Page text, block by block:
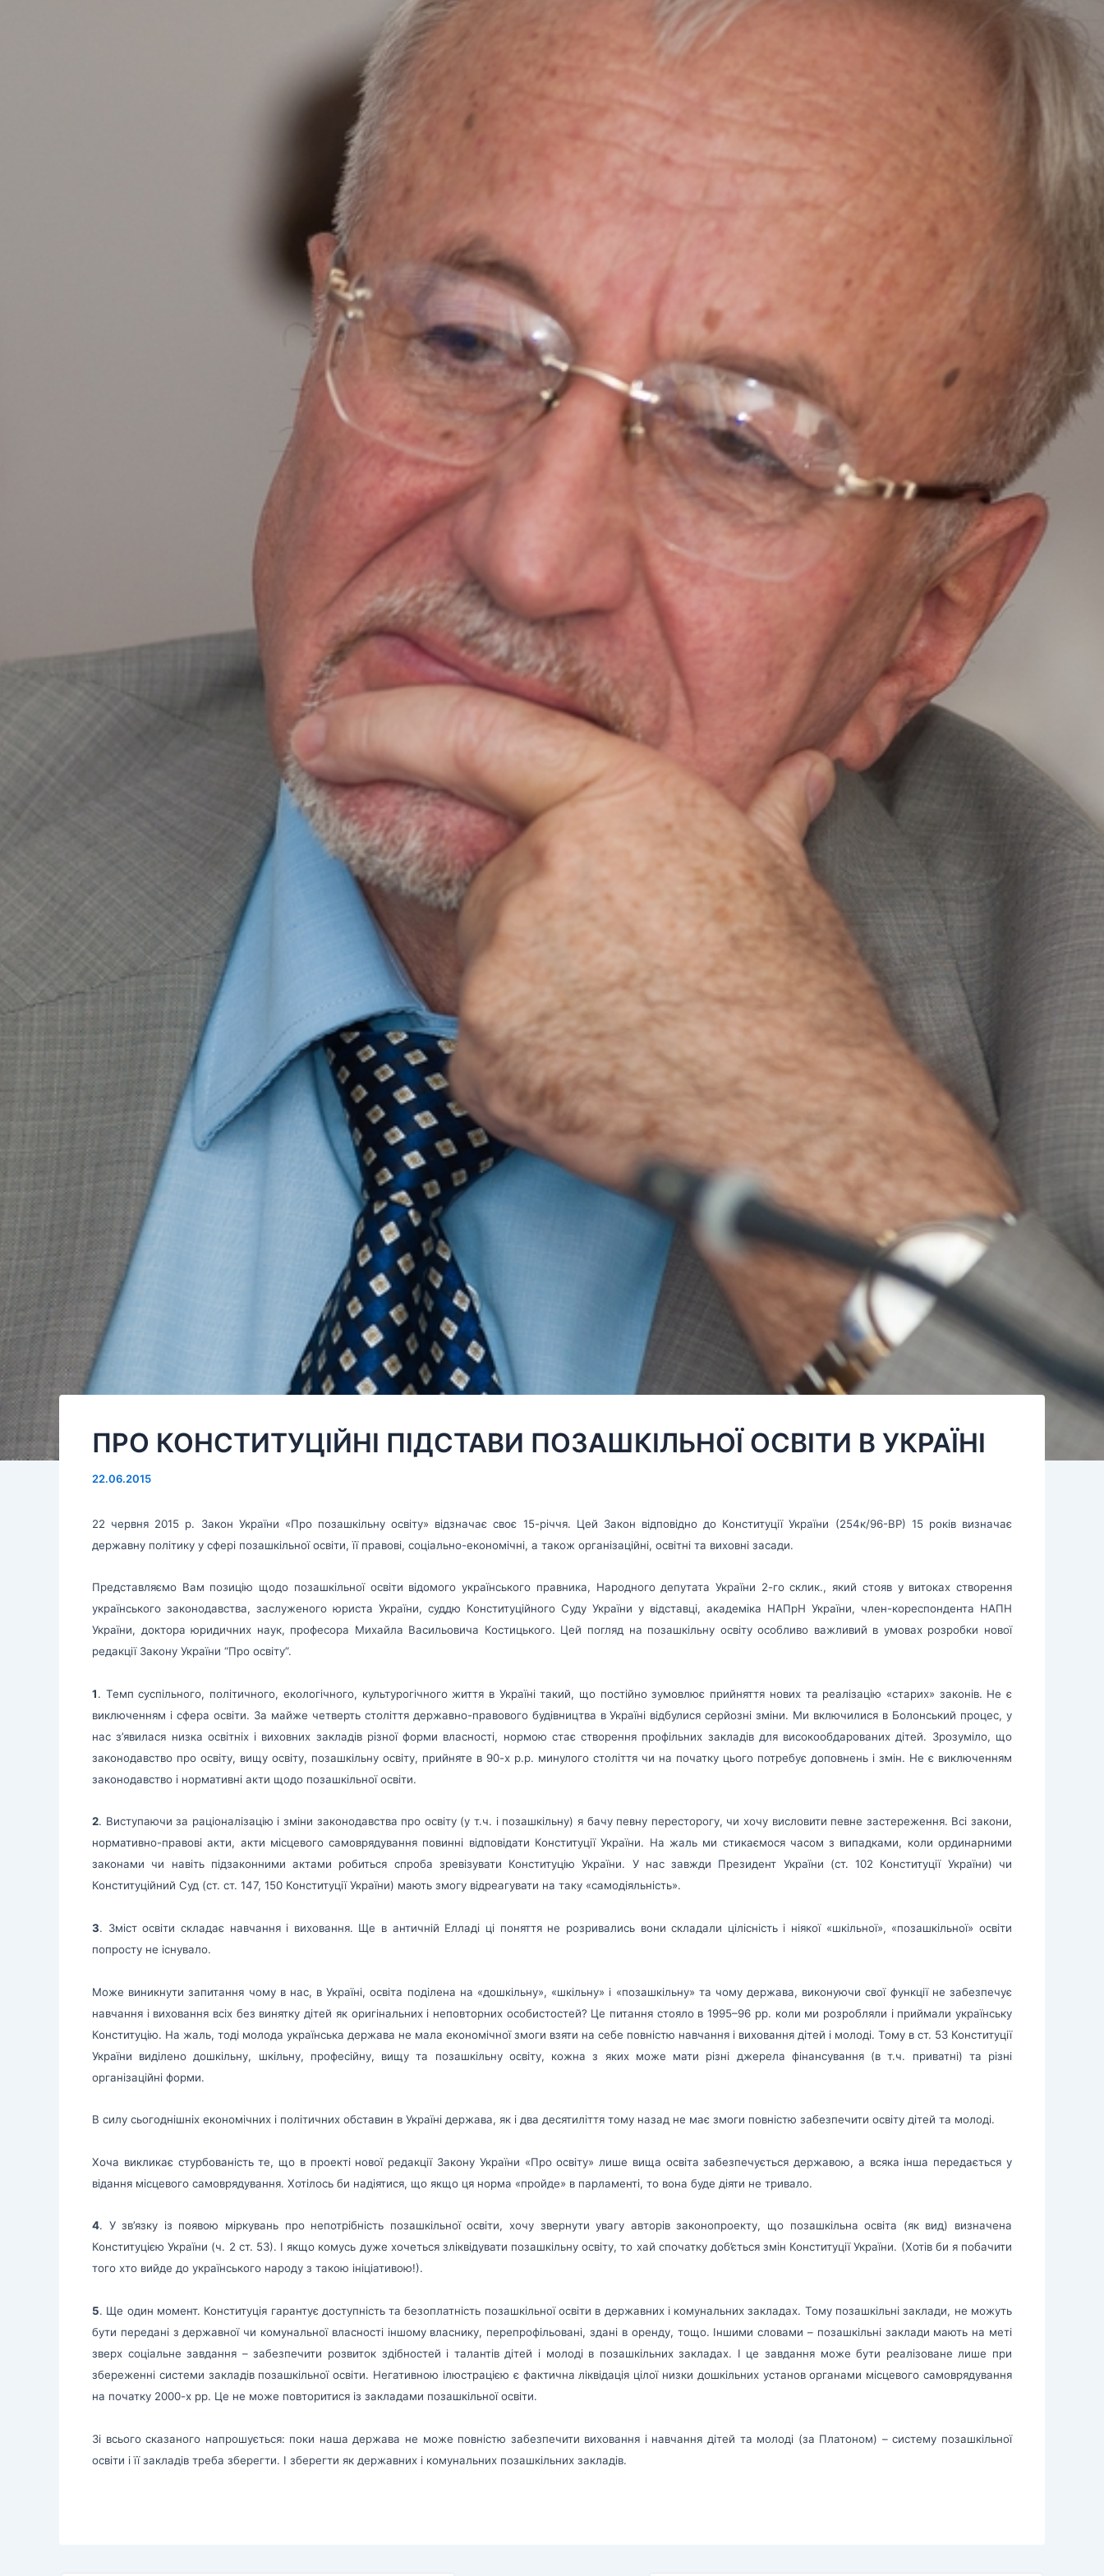
ПРО КОНСТИТУЦІЙНІ ПІДСТАВИ ПОЗАШКІЛЬНОЇ ОСВІТИ В УКРАЇНІ
22.06.2015
22 червня 2015 р. Закон України «Про позашкільну освіту» відзначає своє 15-річчя. Цей Закон відповідно до Конституції України (254к/96-ВР) 15 років визначає
державну політику у сфері позашкільної освіти, її правові, соціально-економічні, а також організаційні, освітні та виховні засади.
Представляємо Вам позицію щодо позашкільної освіти відомого українського правника, Народного депутата України 2-го склик., який стояв у витоках створення
українського законодавства, заслуженого юриста України, суддю Конституційного Суду України у відставці, академіка НАПрН України, член-кореспондента НАПН
України, доктора юридичних наук, професора Михайла Васильовича Костицького. Цей погляд на позашкільну освіту особливо важливий в умовах розробки нової
редакції Закону України “Про освіту”.
1. Темп суспільного, політичного, екологічного, культурогічного життя в Україні такий, що постійно зумовлює прийняття нових та реалізацію «старих» законів. Не є
виключенням і сфера освіти. За майже четверть століття державно-правового будівництва в Україні відбулися серйозні зміни. Ми включилися в Болонський процес, у
нас з’явилася низка освітніх і виховних закладів різної форми власності, нормою стає створення профільних закладів для високообдарованих дітей. Зрозуміло, що
законодавство про освіту, вищу освіту, позашкільну освіту, прийняте в 90-х р.р. минулого століття чи на початку цього потребує доповнень і змін. Не є виключенням
законодавство і нормативні акти щодо позашкільної освіти.
2. Виступаючи за раціоналізацію і зміни законодавства про освіту (у т.ч. і позашкільну) я бачу певну пересторогу, чи хочу висловити певне застереження. Всі закони,
нормативно-правові акти, акти місцевого самоврядування повинні відповідати Конституції України. На жаль ми стикаємося часом з випадками, коли ординарними
законами чи навіть підзаконними актами робиться спроба зревізувати Конституцію України. У нас завжди Президент України (ст. 102 Конституції України) чи
Конституційний Суд (ст. ст. 147, 150 Конституції України) мають змогу відреагувати на таку «самодіяльність».
3. Зміст освіти складає навчання і виховання. Ще в античній Елладі ці поняття не розривались вони складали цілісність і ніякої «шкільної», «позашкільної» освіти
попросту не існувало.
Може виникнути запитання чому в нас, в Україні, освіта поділена на «дошкільну», «шкільну» і «позашкільну» та чому держава, виконуючи свої функції не забезпечує
навчання і виховання всіх без винятку дітей як оригінальних і неповторних особистостей? Це питання стояло в 1995–96 рр. коли ми розробляли і приймали українську
Конституцію. На жаль, тоді молода українська держава не мала економічної змоги взяти на себе повністю навчання і виховання дітей і молоді. Тому в ст. 53 Конституції
України виділено дошкільну, шкільну, професійну, вищу та позашкільну освіту, кожна з яких може мати різні джерела фінансування (в т.ч. приватні) та різні
організаційні форми.
В силу сьогоднішніх економічних і політичних обставин в Україні держава, як і два десятиліття тому назад не має змоги повністю забезпечити освіту дітей та молоді.
Хоча викликає стурбованість те, що в проекті нової редакції Закону України «Про освіту» лише вища освіта забезпечується державою, а всяка інша передається у
відання місцевого самоврядування. Хотілось би надіятися, що якщо ця норма «пройде» в парламенті, то вона буде діяти не тривало.
4. У зв’язку із появою міркувань про непотрібність позашкільної освіти, хочу звернути увагу авторів законопроекту, що позашкільна освіта (як вид) визначена
Конституцією України (ч. 2 ст. 53). І якщо комусь дуже хочеться зліквідувати позашкільну освіту, то хай спочатку доб’ється змін Конституції України. (Хотів би я побачити
того хто вийде до українського народу з такою ініціативою!).
5. Ще один момент. Конституція гарантує доступність та безоплатність позашкільної освіти в державних і комунальних закладах. Тому позашкільні заклади, не можуть
бути передані з державної чи комунальної власності іншому власнику, перепрофільовані, здані в оренду, тощо. Іншими словами – позашкільні заклади мають на меті
зверх соціальне завдання – забезпечити розвиток здібностей і талантів дітей і молоді в позашкільних закладах. І це завдання може бути реалізоване лише при
збереженні системи закладів позашкільної освіти. Негативною ілюстрацією є фактична ліквідація цілої низки дошкільних установ органами місцевого самоврядування
на початку 2000-х рр. Це не може повторитися із закладами позашкільної освіти.
Зі всього сказаного напрошується: поки наша держава не може повністю забезпечити виховання і навчання дітей та молоді (за Платоном) – систему позашкільної
освіти і її закладів треба зберегти. І зберегти як державних і комунальних позашкільних закладів.